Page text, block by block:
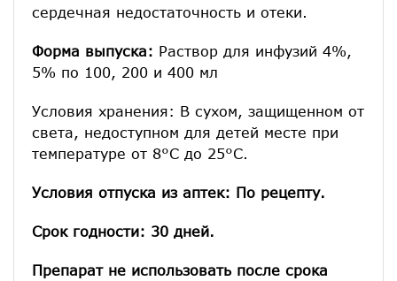
сердечная недостаточность и отеки.
Форма выпуска: Раствор для инфузий 4%,
5% по 100, 200 и 400 мл
Условия хранения: В сухом, защищенном от
света, недоступном для детей месте при
температуре от 8°С до 25°С.
Условия отпуска из аптек: По рецепту.
Срок годности: 30 дней.
Препарат не использовать после срока